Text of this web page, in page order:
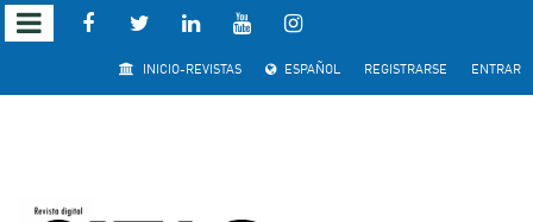
Salto
rápido
contenido
INICIO-REVISTAS ESPAÑOL REGISTRARSE ENTRAR